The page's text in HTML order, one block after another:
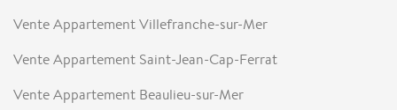
Vente Appartement Villefranche-sur-Mer
Vente Appartement Saint-Jean-Cap-Ferrat
Vente Appartement Beaulieu-sur-Mer